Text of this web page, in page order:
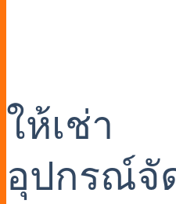
ให้เช่า
อุปกรณ์จั